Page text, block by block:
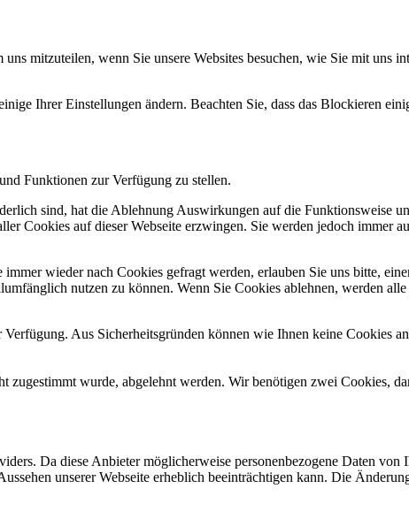
mitzuteilen, wenn Sie unsere Websites besuchen, wie Sie mit uns
Ihrer Einstellungen ändern. Beachten Sie, dass das Blockieren
Funktionen zur Verfügung zu stellen.
sind, hat die Ablehnung Auswirkungen auf die Funktionsweise
Cookies auf dieser Webseite erzwingen. Sie werden jedoch immer
wieder nach Cookies gefragt werden, erlauben Sie uns bitte,
nutzen zu können. Wenn Sie Cookies ablehnen, werden
Aus Sicherheitsgründen können wie Ihnen keine Cookies
wurde, abgelehnt werden. Wir benötigen zwei Cookies,
Da diese Anbieter möglicherweise personenbezogene Daten von
unserer Webseite erheblich beeinträchtigen kann. Die